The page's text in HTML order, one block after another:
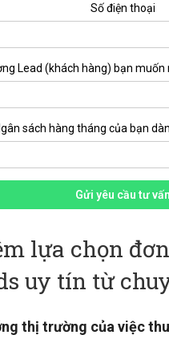
Lead (khách hàng) bạn
sách hàng tháng của bạn
Số điện thoại
Gửi yêu cầu tư vấn
lựa chọn
uy tín từ
thị trường của việc